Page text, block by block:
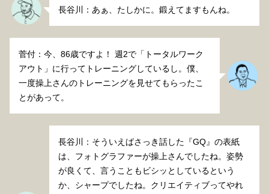
長谷川：あぁ、たしかに。鍛えてますもんね。
菅付：今、86歳ですよ！ 週2で「トータルワーク
アウト」に行ってトレーニングしているし。僕、
一度操上さんのトレーニングを見せてもらったこ
とがあって。
長谷川：そういえばさっき話した『GQ』の表紙
は、フォトグラファーが操上さんでしたね。姿勢
が良くて、言うこともビシッとしているという
か、シャープでしたね。クリエイティブってやれ